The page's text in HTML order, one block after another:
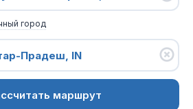
город
маршрут